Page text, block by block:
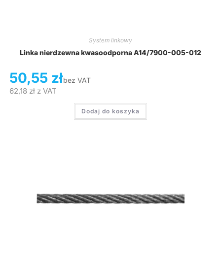
System linkowy
Linka nierdzewna kwasoodporna A14/7900-005-012
50,55 złbez VAT
62,18 złz VAT
Dodaj do koszyka